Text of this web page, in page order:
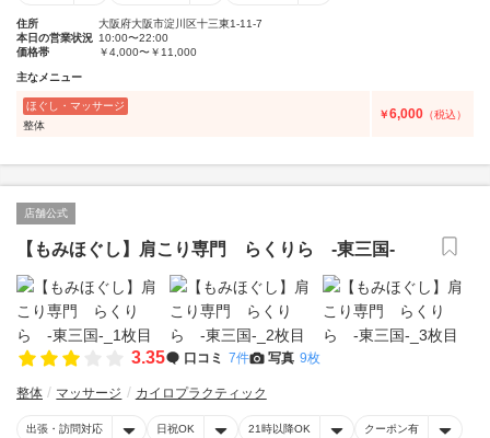
住所
大阪府大阪市淀川区十三東1-11-7
本日の営業状況 10:00〜22:00
価格帯
￥4,000〜￥11,000
主なメニュー
ほぐし・マッサージ
整体
￥6,000 （税込）
店舗公式
【もみほぐし】肩こり専門 らくりら -東三国‐
3.35 口コミ 7件 写真 9枚
整体 マッサージ カイロプラクティック
出張・訪問対応 日祝OK 21時以降OK クーポン有